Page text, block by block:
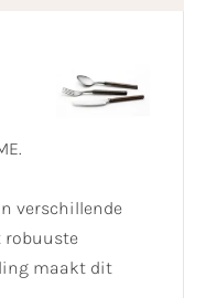
verschillende
robuuste
maakt dit